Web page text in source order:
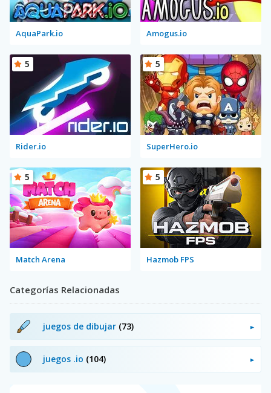
AquaPark.io Amogus.io
Rider.io
5
SuperHero.io
5
Match Arena
5
Hazmob FPS
5
Categorías Relacionadas
juegos de dibujar (73)
juegos .io (104)